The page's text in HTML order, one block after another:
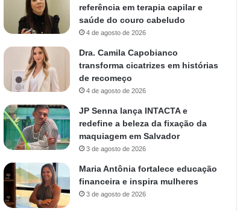
referência em terapia capilar e
saúde do couro cabeludo
4 de agosto de 2026
Dra. Camila Capobianco
transforma cicatrizes em histórias
de recomeço
4 de agosto de 2026
JP Senna lança INTACTA e
redefine a beleza da fixação da
maquiagem em Salvador
3 de agosto de 2026
Maria Antônia fortalece educação
financeira e inspira mulheres
3 de agosto de 2026